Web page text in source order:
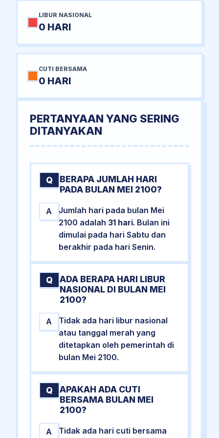
LIBUR NASIONAL
0 HARI
CUTI BERSAMA
0 HARI
PERTANYAAN YANG SERING
DITANYAKAN
Q
BERAPA JUMLAH HARI
PADA BULAN MEI 2100?
A
Jumlah hari pada bulan Mei
2100 adalah 31 hari. Bulan ini
dimulai pada hari Sabtu dan
berakhir pada hari Senin.
Q
ADA BERAPA HARI LIBUR
NASIONAL DI BULAN MEI
2100?
A
Tidak ada hari libur nasional
atau tanggal merah yang
ditetapkan oleh pemerintah di
bulan Mei 2100.
Q
APAKAH ADA CUTI
BERSAMA BULAN MEI
2100?
A
Tidak ada hari cuti bersama